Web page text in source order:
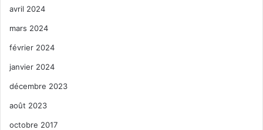
avril 2024
mars 2024
février 2024
janvier 2024
décembre 2023
août 2023
octobre 2017